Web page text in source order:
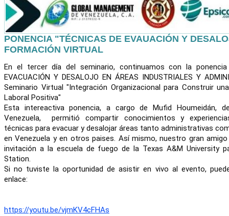
PONENCIA "TÉCNICAS DE EVAUACIÓN Y
FORMACIÓN VIRTUAL
En el tercer día del seminario, continuamos con la
EVACUACIÓN Y DESALOJO EN ÁREAS INDUSTRIALES Y
Seminario Virtual "Integración Organizacional para Construir
Laboral Positiva"
Esta intereactiva ponencia, a cargo de Mufid Houmeidán,
Venezuela,  permitió compartir conocimientos y
técnicas para evacuar y desalojar áreas tanto administrativas
en Venezuela y en otros paises. Así mismo, nuestro gran
invitación a la escuela de fuego de la Texas A&M University
Station.
Si no tuviste la oportunidad de asistir en vivo al evento,
enlace:
https://youtu.be/vjmKV4cFHAs